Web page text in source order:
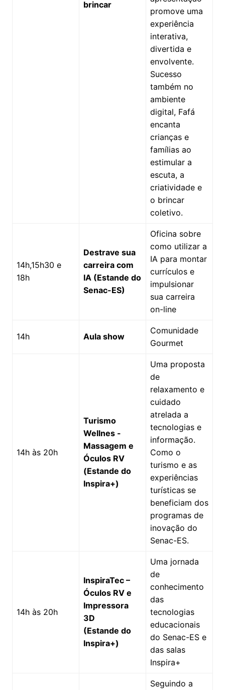
brincar
promove uma
experiência
interativa,
divertida e
envolvente.
Sucesso
também no
ambiente
digital, Fafá
encanta
crianças e
famílias ao
estimular a
escuta, a
criatividade e
o brincar
coletivo.
14h,15h30 e
18h
Destrave sua
carreira com
IA (Estande do
Senac-ES)
Oficina sobre
como utilizar a
IA para montar
currículos e
impulsionar
sua carreira
on-line
14h Aula show
Comunidade
Gourmet
14h às 20h
Turismo
Wellnes -
Massagem e
Óculos RV
(Estande do
Inspira+)
Uma proposta
de
relaxamento e
cuidado
atrelada a
tecnologias e
informação.
Como o
turismo e as
experiências
turísticas se
beneficiam dos
programas de
inovação do
Senac-ES.
14h às 20h
InspiraTec –
Óculos RV e
Impressora
3D
(Estande do
Inspira+)
Uma jornada
de
conhecimento
das
tecnologias
educacionais
do Senac-ES e
das salas
Inspira+
Seguindo a